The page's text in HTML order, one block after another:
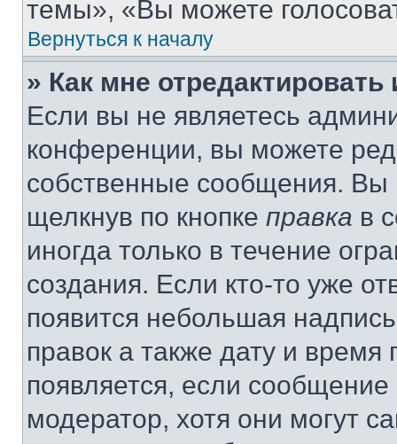
темы», «Вы можете
Вернуться к началу
» Как мне
Если вы не являетесь
конференции, вы можете
собственные сообщения. Вы
щелкнув по кнопке правка в
иногда только в течение
создания. Если кто-то уже
появится небольшая
правок а также дату и
появляется, если
модератор, хотя они могут